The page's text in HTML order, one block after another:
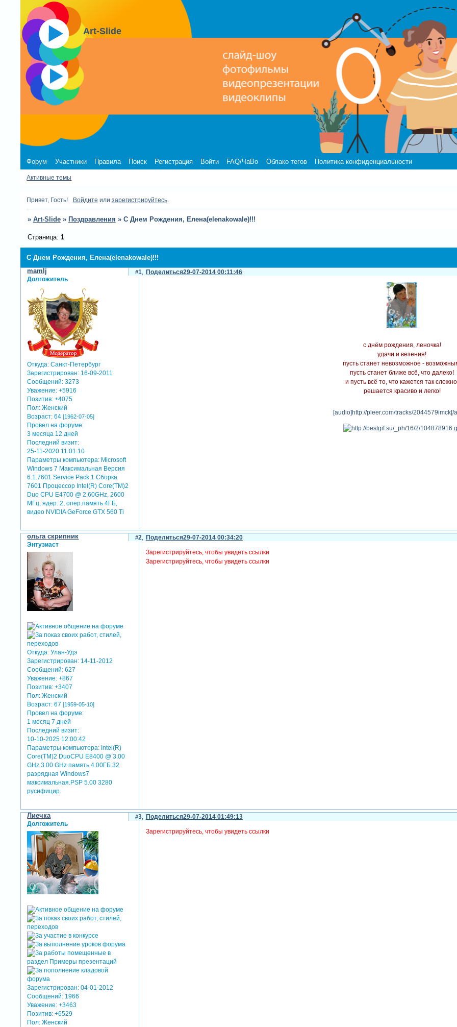
Art-Slide
Форум Участники Правила Поиск Регистрация Войти FAQ/ЧаВо Облако тегов Политика конфиденциальности
Активные темы
Привет, Гость! Войдите или зарегистрируйтесь.
» Art-Slide » Поздравления » С Днем Рождения, Елена(elenakowale)!!!
С Днем Рождения, Елена(elenakowale)!!!
Страница: 1
Поделиться
1 29-07-2014 00:11:46
mamlj
Долгожитель
Откуда: Санкт-Петербург
Зарегистрирован: 16-09-2011
Сообщений: 3273
Уважение: +5916
Позитив: +4075
Пол: Женский
Возраст: 64[1962-07-05]
Провел на форуме:
3 месяца 12 дней
Последний визит:
25-11-2020 11:01:10
Параметры компьютера: Microsoft
Windows 7 Максимальная Версия
6.1.7601 Service Pack 1 Сборка
7601 Процессор Intel(R) Core(TM)2
Duo CPU E4700 @ 2.60GHz, 2600
МГц, ядер: 2, опер.память 4ГБ,
видео NVIDIA GeForce GTX 560 Ti
с днём рождения, леночка!
удачи и везения!
пусть станет невозможное -
пусть станет ближе всё, что далеко!
и пусть всё то, что кажется так
решается красиво и легко!
[audio]http://pleer.com/tracks/2044579imck[/
Поделиться
2 29-07-2014 00:34:20
ольга скрипник
Энтузиаст
Откуда: Улан-Удэ
Зарегистрирован: 14-11-2012
Сообщений: 627
Уважение: +867
Позитив: +3407
Пол: Женский
Возраст: 67[1959-05-10]
Провел на форуме:
1 месяц 7 дней
Последний визит:
10-10-2025 12:00:42
Параметры компьютера: Intel(R)
Core(TM)2 DuoCPU E8400 @ 3.00
GHz 3.00 GHz память 4.00ГБ 32
разрядная Windows7
максимальная.PSP 5.00 3280
русифицир.
Зарегистрируйтесь, чтобы увидеть ссылки
Зарегистрируйтесь, чтобы увидеть ссылки
Поделиться
3 29-07-2014 01:49:13
Лиечка
Долгожитель
Зарегистрирован: 04-01-2012
Сообщений: 1966
Уважение: +3463
Позитив: +6529
Пол: Женский
Зарегистрируйтесь, чтобы увидеть ссылки